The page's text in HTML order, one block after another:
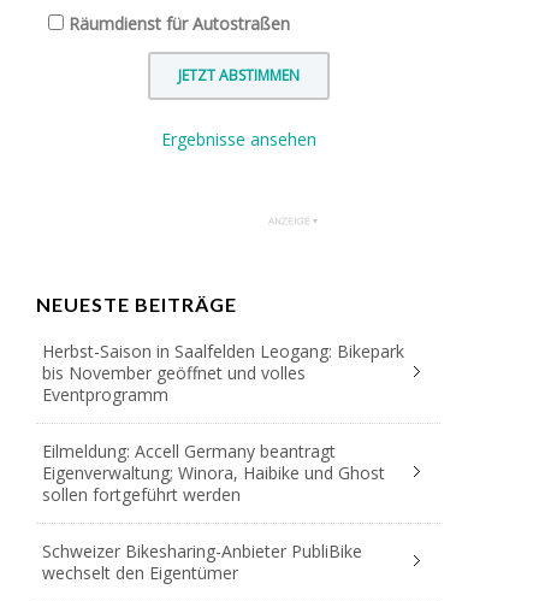
Räumdienst für Autostraßen
Ergebnisse ansehen
NEUESTE BEITRÄGE
Herbst-Saison in Saalfelden Leogang: Bikepark
bis November geöffnet und volles
Eventprogramm
Eilmeldung: Accell Germany beantragt
Eigenverwaltung; Winora, Haibike und Ghost
sollen fortgeführt werden
Schweizer Bikesharing-Anbieter PubliBike
wechselt den Eigentümer